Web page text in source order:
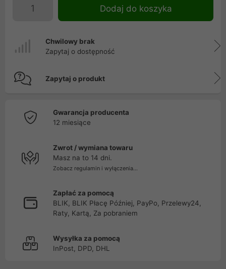
Dodaj do koszyka
Chwilowy brak
Zapytaj o dostępność
Zapytaj o produkt
Gwarancja producenta
12 miesiące
Zwrot / wymiana towaru
Masz na to 14 dni.
Zobacz regulamin i wyłączenia...
Zapłać za pomocą
BLIK, BLIK Płacę Później, PayPo, Przelewy24,
Raty, Kartą, Za pobraniem
Wysyłka za pomocą
InPost, DPD, DHL